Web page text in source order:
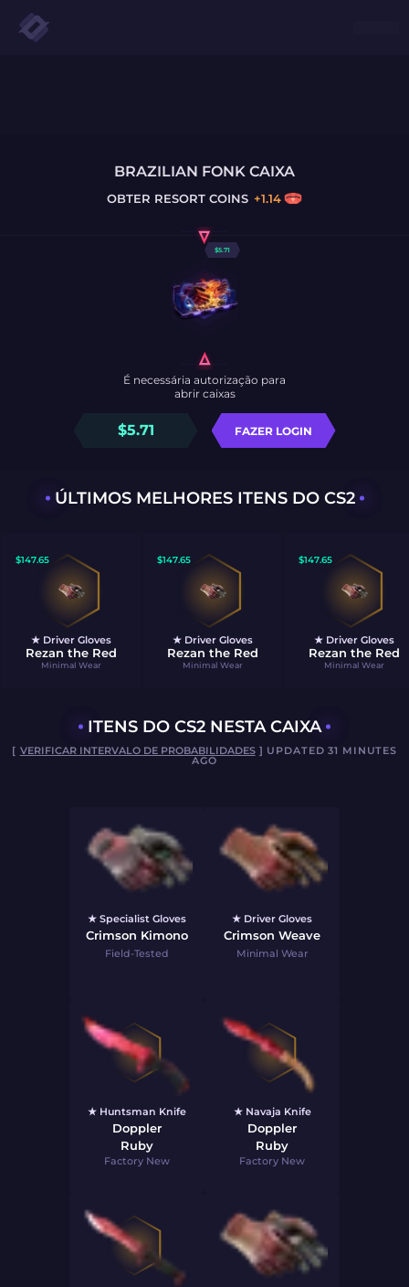
BRAZILIAN FONK CAIXA
OBTER RESORT COINS +1.14
$5.71
$5.71 FAZER LOGIN
É necessária autorização para
abrir caixas
ÚLTIMOS MELHORES ITENS DO CS2
$147.65
★ Driver Gloves
Rezan the Red
Minimal Wear
$147.65
★ Driver Gloves
Rezan the Red
Minimal Wear
$147.65
★ Driver Gloves
Rezan the Red
Minimal Wear
ITENS DO CS2 NESTA CAIXA
[ VERIFICAR INTERVALO DE PROBABILIDADES] UPDATED 31 MINUTES
AGO
★ Specialist Gloves
Crimson Kimono
Field-Tested
★ Driver Gloves
Crimson Weave
Minimal Wear
★ Huntsman Knife
Doppler
Ruby
Factory New
★ Navaja Knife
Doppler
Ruby
Factory New